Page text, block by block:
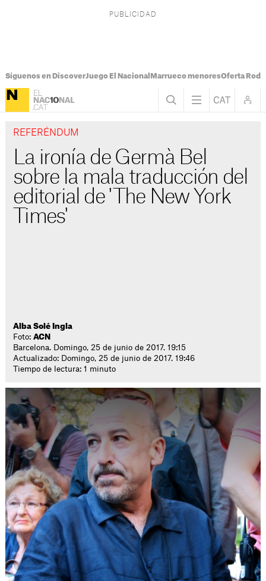
Síguenos en DiscoverJuego El Nacional Marrueco menoresOferta
REFERÉNDUM
La ironía de Germà Bel
sobre la mala traducción del
editorial de 'The New York
Times'
Alba Solé Ingla
Foto:ACN
Barcelona. Domingo, 25 de junio de 2017. 19:15
Actualizado: Domingo, 25 de junio de 2017. 19:46
Tiempo de lectura: 1 minuto